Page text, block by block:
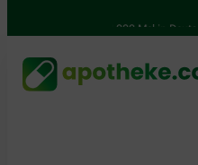
4.000 Mal in Deutschland